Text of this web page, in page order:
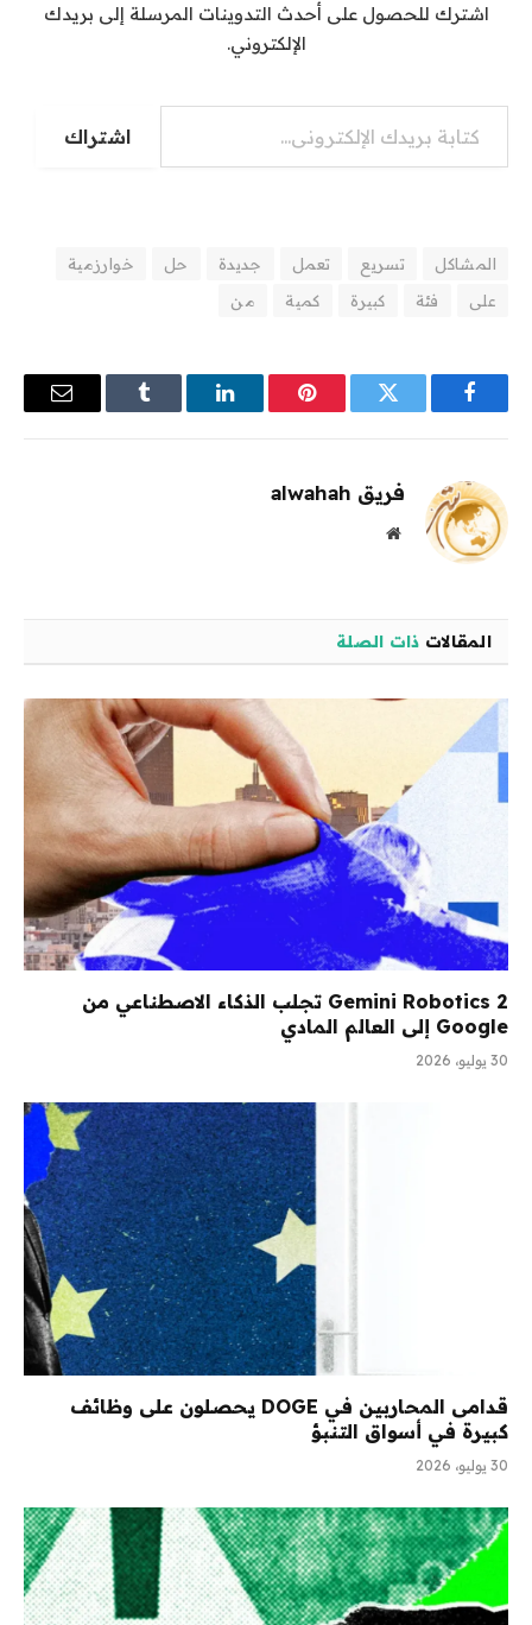
اشترك للحصول على أحدث التدوينات المرسلة إلى بريدك
الإلكتروني.
كتابة بريدك الإلكتروني...
اشتراك
المشاكل تسريع تعمل جديدة حل
خوارزمية
على
فئة كبيرة كمية من
فيسبوك تويتر بينتيريستلينكدإن Tumblr
البريد
فريق alwahah
موقع
المقالات ذات الصلة
Gemini Robotics 2 تجلب الذكاء الاصطناعي من
Google إلى العالم المادي
30 يوليو، 2026
قدامى المحاربين في DOGE يحصلون على وظائف
كبيرة في أسواق التنبؤ
30 يوليو، 2026